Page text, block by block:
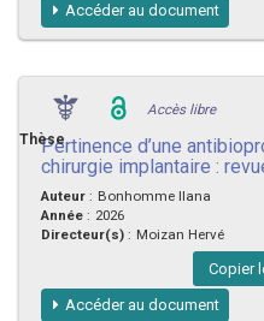
Accéder au document
Accès libre
ThèsePertinence d’une
chirurgie implantaire :
Auteur : Bonhomme Ilana
Année : 2026
Directeur(s) : Moizan Hervé
Copier
Accéder au document